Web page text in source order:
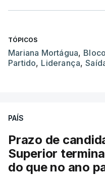
TÓPICOS
Mariana Mortágua,
Partido, Liderança,
PAÍS
Prazo de
Superior
do que no ano